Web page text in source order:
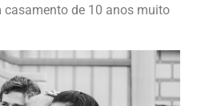
casamento de 10 anos muito